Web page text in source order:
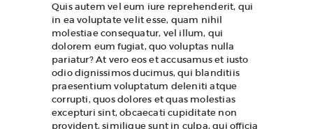
Quis autem vel eum iure reprehenderit, qui
in ea voluptate velit esse, quam nihil
molestiae consequatur, vel illum, qui
dolorem eum fugiat, quo voluptas nulla
pariatur? At vero eos et accusamus et iusto
odio dignissimos ducimus, qui blanditiis
praesentium voluptatum deleniti atque
corrupti, quos dolores et quas molestias
excepturi sint, obcaecati cupiditate non
provident, similique sunt in culpa, qui officia